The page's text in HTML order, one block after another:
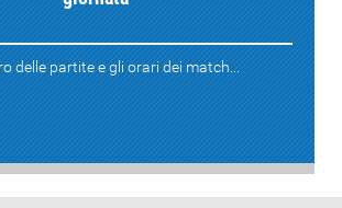
delle partite e gli orari dei match...